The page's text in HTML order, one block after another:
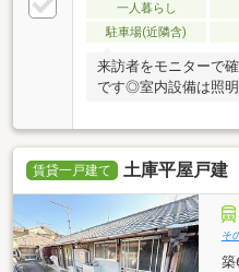
一人暮らし
駐車場(近隣含)
来訪者をモニターで
です◎室内設備は照
賃貸一戸建て 土庫平屋戸建
そ
築